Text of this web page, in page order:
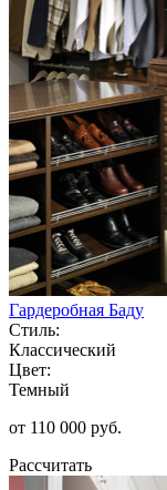
Гардеробная Баду
Стиль:
Классический
Цвет:
Темный
от 110 000 руб.
Рассчитать